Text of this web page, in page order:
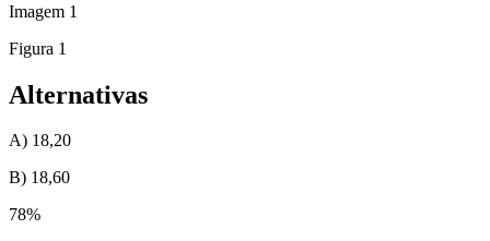
Imagem 1
Figura 1
Alternativas
A) 18,20
B) 18,60
78%